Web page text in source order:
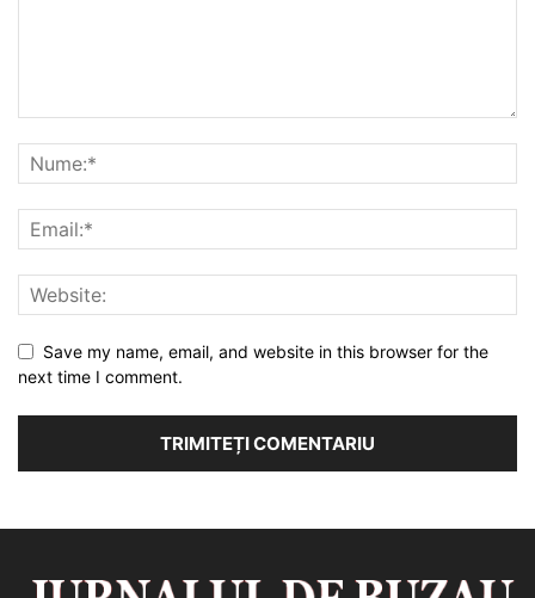
Save my name, email, and website in this browser for the
next time I comment.